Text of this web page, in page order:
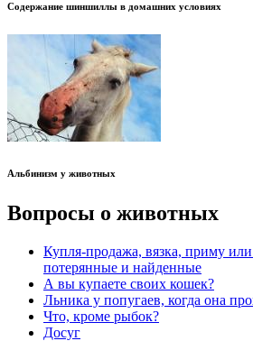
Содержание шиншиллы в домашних условиях
Альбинизм у животных
Вопросы о животных
Купля-продажа, вязка, приму
потерянные и найденные
А вы купаете своих кошек?
Льника у попугаев, когда она
Что, кроме рыбок?
Досуг